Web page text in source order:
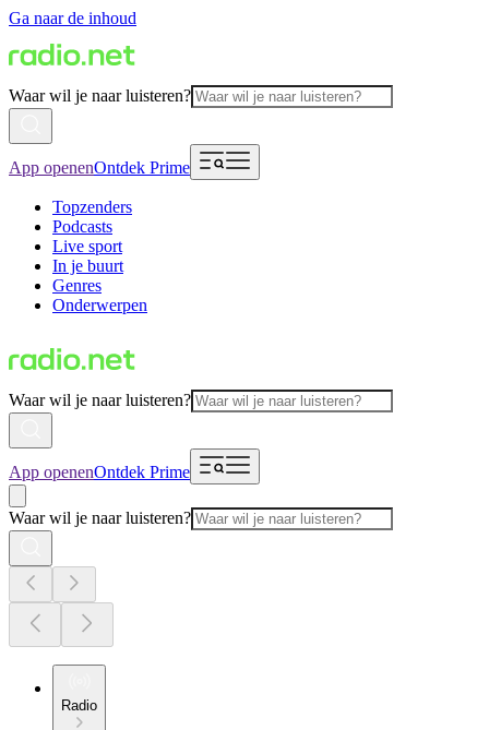
Ga naar de inhoud
Waar wil je naar luisteren?
App openenOntdek Prime
Topzenders
Podcasts
Live sport
In je buurt
Genres
Onderwerpen
Waar wil je naar luisteren?
App openenOntdek Prime
Waar wil je naar luisteren?
Radio